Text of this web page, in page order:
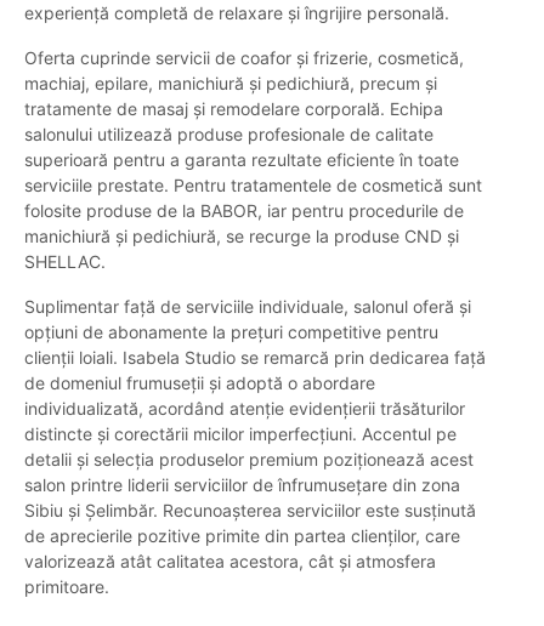
experiență completă de relaxare și îngrijire personală.
Oferta cuprinde servicii de coafor și frizerie, cosmetică,
machiaj, epilare, manichiură și pedichiură, precum și
tratamente de masaj și remodelare corporală. Echipa
salonului utilizează produse profesionale de calitate
superioară pentru a garanta rezultate eficiente în toate
serviciile prestate. Pentru tratamentele de cosmetică sunt
folosite produse de la BABOR, iar pentru procedurile de
manichiură și pedichiură, se recurge la produse CND și
SHELLAC.
Suplimentar față de serviciile individuale, salonul oferă și
opțiuni de abonamente la prețuri competitive pentru
clienții loiali. Isabela Studio se remarcă prin dedicarea față
de domeniul frumuseții și adoptă o abordare
individualizată, acordând atenție evidențierii trăsăturilor
distincte și corectării micilor imperfecțiuni. Accentul pe
detalii și selecția produselor premium poziționează acest
salon printre liderii serviciilor de înfrumusețare din zona
Sibiu și Șelimbăr. Recunoașterea serviciilor este susținută
de aprecierile pozitive primite din partea clienților, care
valorizează atât calitatea acestora, cât și atmosfera
primitoare.